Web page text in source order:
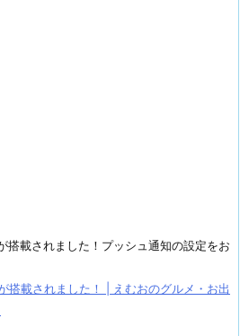
載されました！プッシュ通知の設定をお
搭載されました！ | えむおのグルメ・お出